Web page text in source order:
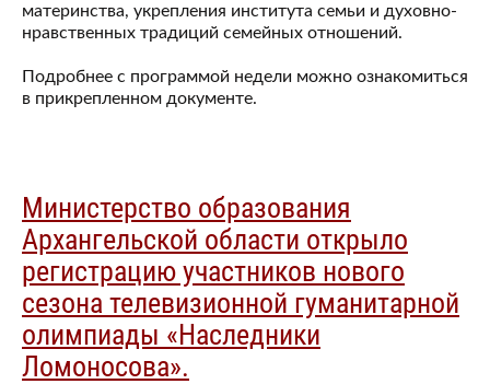
материнства, укрепления института семьи и духовно-
нравственных традиций семейных отношений.
Подробнее с программой недели можно ознакомиться
в прикрепленном документе.
Министерство образования
Архангельской области открыло
регистрацию участников нового
сезона телевизионной гуманитарной
олимпиады «Наследники
Ломоносова».